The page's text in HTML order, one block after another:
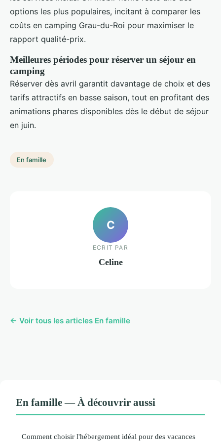
options les plus populaires, incitant à comparer les
coûts en camping Grau-du-Roi pour maximiser le
rapport qualité-prix.
Meilleures périodes pour réserver un séjour en
camping
Réserver dès avril garantit davantage de choix et des
tarifs attractifs en basse saison, tout en profitant des
animations phares disponibles dès le début de séjour
en juin.
En famille
C
ECRIT PAR
Celine
← Voir tous les articles En famille
En famille — À découvrir aussi
Comment choisir l'hébergement idéal pour des vacances